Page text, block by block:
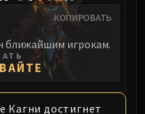
КОПИРОВАТЬ
ближайшим игрокам.
Кагни достигнет